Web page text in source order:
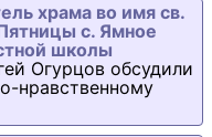
храма во имя св.
с. Ямное
школы
Огурцов обсудили
нравственному